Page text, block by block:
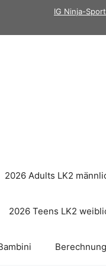
IG Ninja-Sport
2026 Adults LK2
2026 Teens LK2